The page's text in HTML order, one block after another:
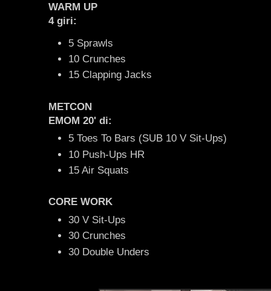
WARM UP
4 giri:
5 Sprawls
10 Crunches
15 Clapping Jacks
METCON
EMOM 20' di:
5 Toes To Bars (SUB 10 V Sit-Ups)
10 Push-Ups HR
15 Air Squats
CORE WORK
30 V Sit-Ups
30 Crunches
30 Double Unders